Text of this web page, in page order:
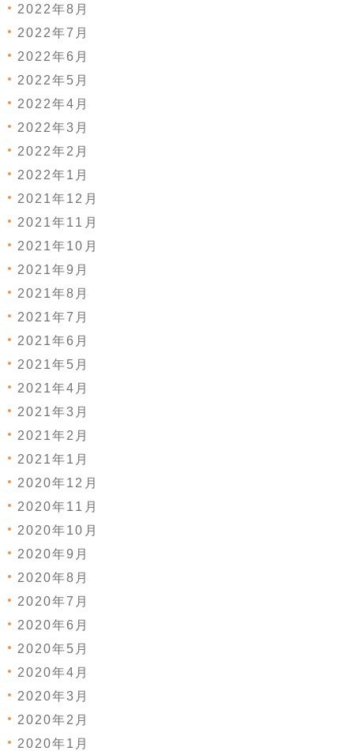
2022年8月
2022年7月
2022年6月
2022年5月
2022年4月
2022年3月
2022年2月
2022年1月
2021年12月
2021年11月
2021年10月
2021年9月
2021年8月
2021年7月
2021年6月
2021年5月
2021年4月
2021年3月
2021年2月
2021年1月
2020年12月
2020年11月
2020年10月
2020年9月
2020年8月
2020年7月
2020年6月
2020年5月
2020年4月
2020年3月
2020年2月
2020年1月